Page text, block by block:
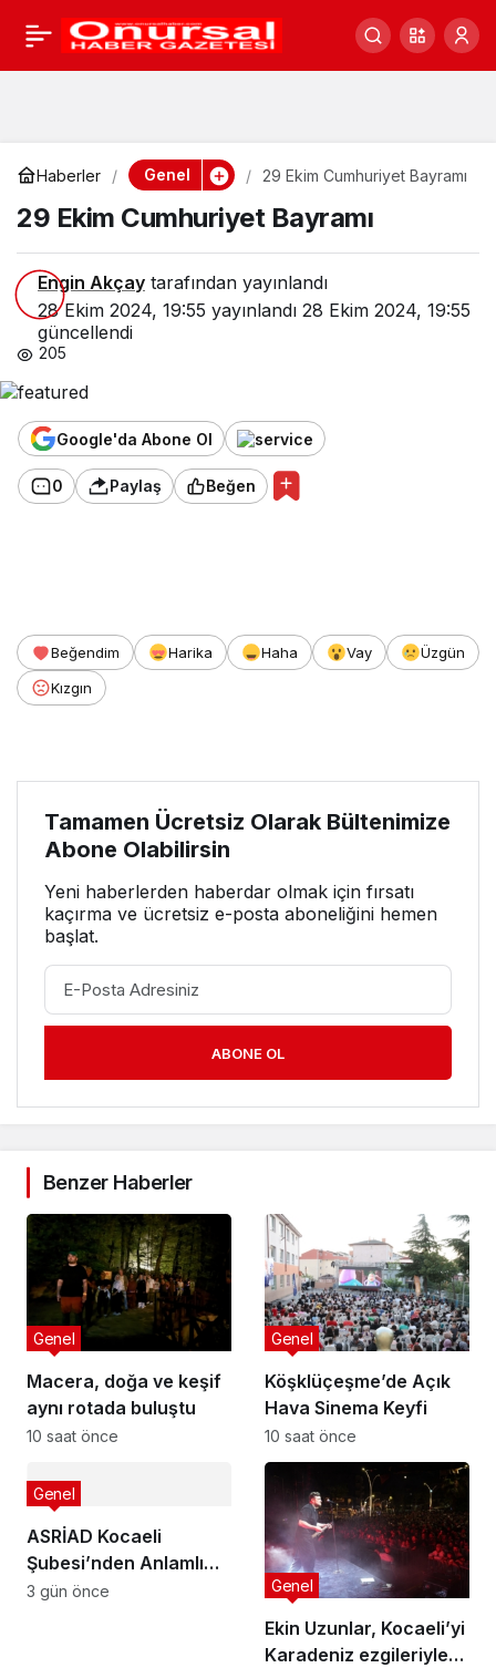
Haberler Genel 29 Ekim Cumhuriyet Bayramı
29 Ekim Cumhuriyet Bayramı
Engin Akçay tarafından yayınlandı
28 Ekim 2024, 19:55 yayınlandı 28 Ekim 2024, 19:55
güncellendi
205
Google'da Abone Ol
0 Paylaş Beğen
Beğendim Harika Haha Vay
Üzgün
Kızgın
29 Ekim Cumhuriyet 0
Tamamen Ücretsiz Olarak Bültenimize
Abone Olabilirsin
Yeni haberlerden haberdar olmak için fırsatı
kaçırma ve ücretsiz e-posta aboneliğini hemen
başlat.
ABONE OL
Benzer Haberler
Macera, doğa ve keşif
aynı rotada buluştu
Genel
10 saat önce
Köşklüçeşme’de Açık
Hava Sinema Keyfi
Genel
10 saat önce
ASRİAD Kocaeli
Şubesi’nden Anlamlı
Sosyal Sorumluluk
Genel
3 gün önce
Ekin Uzunlar, Kocaeli’yi
Karadeniz ezgileriyle
Genel